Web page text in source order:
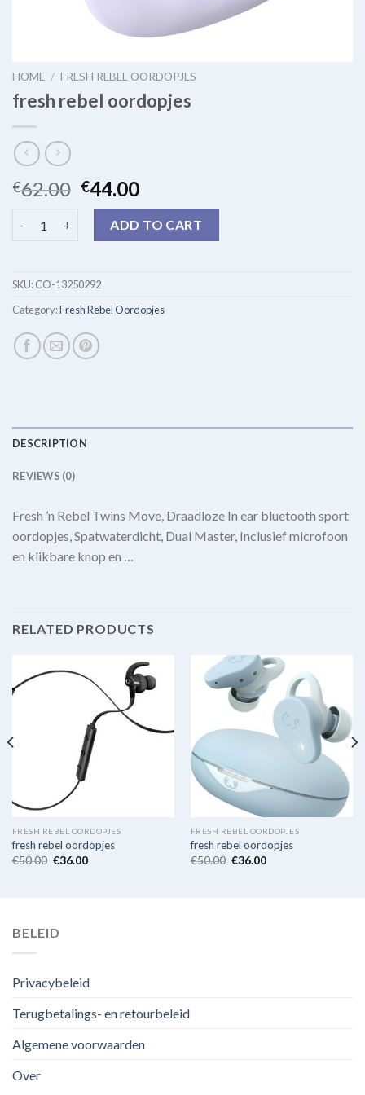
HOME / FRESH REBEL OORDOPJES
fresh rebel oordopjes
€62.00 €44.00
ADD TO CART
SKU:CO-13250292
Category:Fresh Rebel Oordopjes
DESCRIPTION
REVIEWS (0)
Fresh ’n Rebel Twins Move, Draadloze In ear bluetooth sport
oordopjes, Spatwaterdicht, Dual Master, Inclusief microfoon
en klikbare knop en …
RELATED PRODUCTS
FRESH REBEL OORDOPJES
fresh rebel oordopjes
€50.00 €36.00
FRESH REBEL OORDOPJES
fresh rebel oordopjes
€50.00 €36.00
BELEID
Privacybeleid
Terugbetalings- en retourbeleid
Algemene voorwaarden
Over